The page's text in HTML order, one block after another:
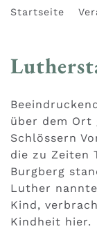
Startseite
über dem Ort
Schlössern
die zu Zeiten
Burgberg
Luther
Kind,
Kindheit hier.